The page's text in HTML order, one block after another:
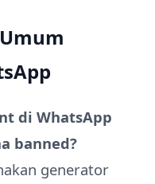
di WhatsApp
banned?
generator